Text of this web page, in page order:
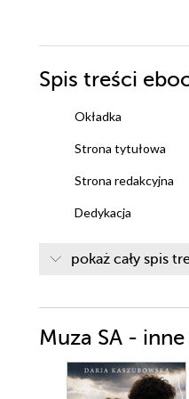
Spis treści
Okładka
Strona tytułowa
Strona redakcyjna
Dedykacja
Rozdział 2
Rozdział 3
Rozdział 4
pokaż cały spis
Muza SA -